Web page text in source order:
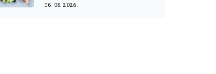
06. 08. 2026.